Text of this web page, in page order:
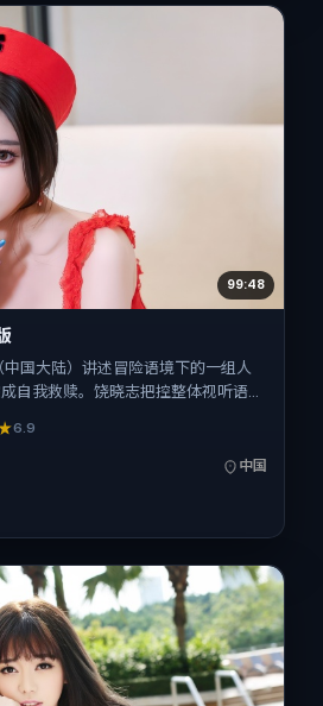
99:48
中国大陆）讲述冒险语境下的一组人
自我救赎。饶晓志把控整体视听语
12-10 起陆续登陆院线与网络平台，
分钟。
6.9
中国